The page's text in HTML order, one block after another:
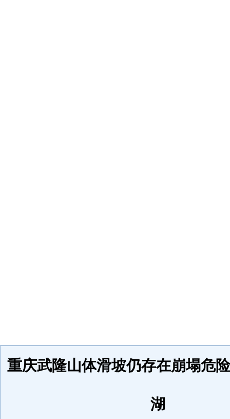
重庆武隆山体滑坡仍存在崩塌危
湖